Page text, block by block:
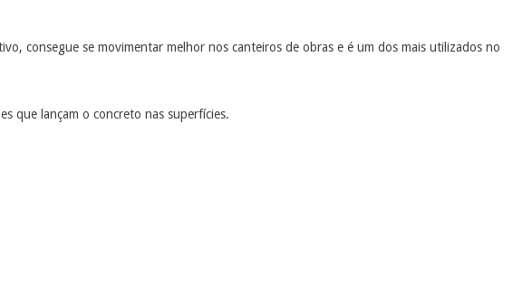
consegue se movimentar melhor nos canteiros de obras e é um dos mais utilizados no
que lançam o concreto nas superfícies.